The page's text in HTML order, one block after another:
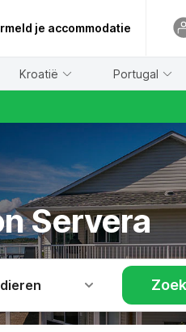
je accommodatie
Kroatië Portugal
Servera